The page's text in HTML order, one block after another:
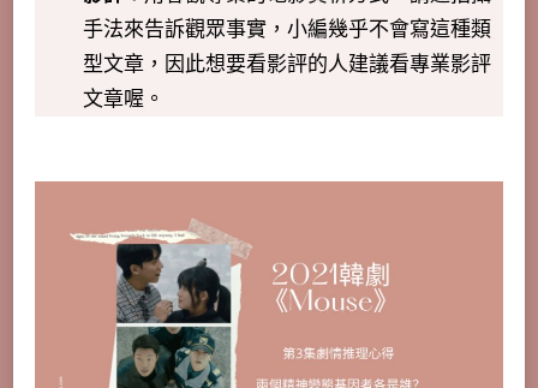
手法來告訴觀眾事實，小編幾乎不會寫這種類
型文章，因此想要看影評的人建議看專業影評
文章喔。